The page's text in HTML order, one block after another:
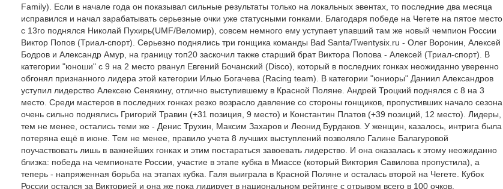
Family). Если в начале года он показывал сильные результаты только на локальных эвентах, то последние два месяца
исправился и начал зарабатывать серьезные очки уже статусными гонками. Благодаря победе на Чегете на пятое место
с 13го поднялся Николай Пухирь(UMF/Веломир), совсем немного ему уступает упавший там же новый чемпион России
Виктор Попов (Триал-спорт). Серьезно поднялись три гонщика команды Bad Santa/Twentysix.ru - Олег Воронин, Алексей
Бодров и Александр Амур, на границу топ20 заскочил также старший брат Виктора Попова - Алексей (Триал-спорт). В
категории "юноши" с 9 на 2 место рванул Евгений Бочанский (Disco), который в последних гонках неожиданно уверенно
обгонял признанного лидера этой категории Илью Богачева (Racing team). В категории "юниоры" Даниил Александров
уступил лидерство Алексею Сенякину, отлично выступившему в Красной Поляне. Андрей Троцкий поднялся с 8 на 3
место. Среди мастеров в последних гонках резко возрасло давление со стороны гонщиков, пропустивших начало сезона,
очень сильно поднялись Григорий Травин (+31 позиция, 9 место) и Константин Платов (+39 позиций, 12 место). Лидеры,
тем не менее, остались теми же - Денис Трухин, Максим Захаров и Леонид Бурдаков. У женщин, казалось, интрига была
потеряна ещё в июне. Тем не менее, правило учета 8 лучших выступлений позволяло Галине Балагуровой
поучаствовать лишь в важнейших гонках и этим постараться завоевать лидерство. И она оказалась к этому неожиданно
близка: победа на чемпионате России, участие в этапе кубка в Миассе (который Виктория Савилова пропустила), а
теперь - напряженная борьба на этапах кубка. Галя выиграла в Красной Поляне и осталась второй на Чегете. Кубок
России остался за Викторией и она же пока лидирует в национальном рейтинге с отрывом всего в 100 очков.